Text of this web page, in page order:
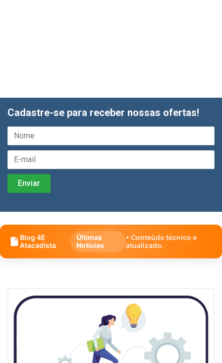
Cadastre-se para receber nossas ofertas!
Blog 4E
Atacadista
Últimas
Notícias
• Conteúdo técnico e
atualizado.